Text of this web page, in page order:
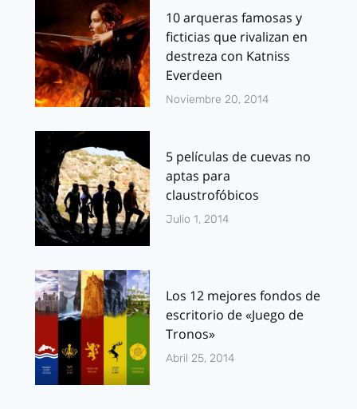
10 arqueras famosas y
ficticias que rivalizan en
destreza con Katniss
Everdeen
Noviembre 20, 2014
5 películas de cuevas no
aptas para
claustrofóbicos
Julio 1, 2014
Los 12 mejores fondos de
escritorio de «Juego de
Tronos»
Abril 25, 2014